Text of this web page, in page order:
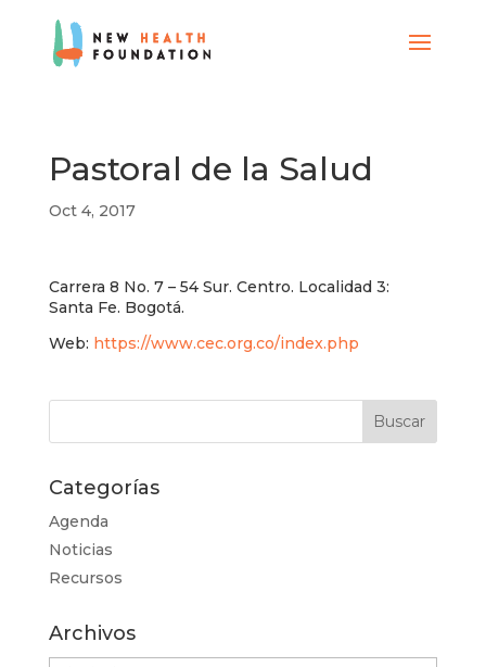
Pastoral de la Salud
Oct 4, 2017
Carrera 8 No. 7 – 54 Sur. Centro. Localidad 3:
Santa Fe. Bogotá.
Web: https://www.cec.org.co/index.php
Categorías
Agenda
Noticias
Recursos
Archivos